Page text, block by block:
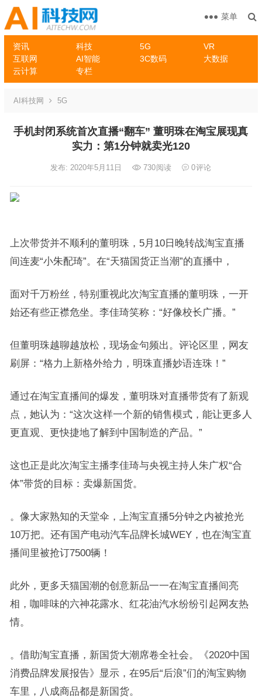
资讯 科技 5G
VR
互联网
AI智能 3C数码
大数据
云计算
专栏
菜单
AI科技网 5G
手机封闭系统首次直播“翻车” 董明珠在淘宝展现真
实力：第1分钟就卖光120
发布: 2020年5月11日 730阅读 0评论
上次带货并不顺利的董明珠，5月10日晚转战淘宝直播
间连麦“小朱配琦”。在“天猫国货正当潮”的直播中，
面对千万粉丝，特别重视此次淘宝直播的董明珠，一开
始还有些正襟危坐。李佳琦笑称：“好像校长广播。”
但董明珠越聊越放松，现场金句频出。评论区里，网友
刷屏：“格力上新格外给力，明珠直播妙语连珠！”
通过在淘宝直播间的爆发，董明珠对直播带货有了新观
点，她认为：“这次这样一个新的销售模式，能让更多人
更直观、更快捷地了解到中国制造的产品。”
这也正是此次淘宝主播李佳琦与央视主持人朱广权“合
体”带货的目标：卖爆新国货。
。像大家熟知的天堂伞，上淘宝直播5分钟之内被抢光
10万把。还有国产电动汽车品牌长城WEY，也在淘宝直
播间里被抢订7500辆！
此外，更多天猫国潮的创意新品一一在淘宝直播间亮
相，咖啡味的六神花露水、红花油汽水纷纷引起网友热
情。
。借助淘宝直播，新国货大潮席卷全社会。《2020中国
消费品牌发展报告》显示，在95后“后浪”们的淘宝购物
车里，八成商品都是新国货。